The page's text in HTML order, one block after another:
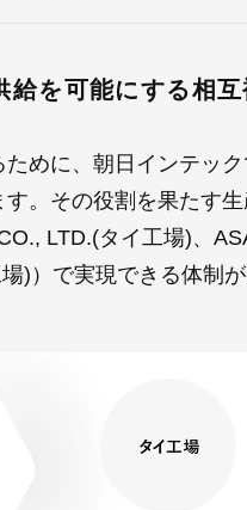
を可能にする相互
めに、朝日インテッ
。その役割を果たす
LTD.(タイ工場)、
)）で実現できる体制が